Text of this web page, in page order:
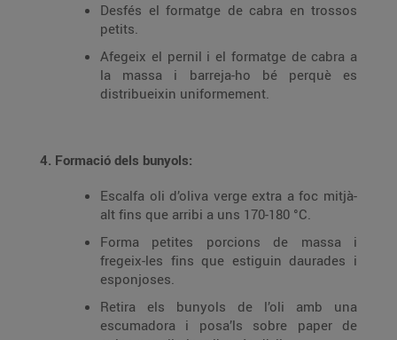
Desfés el formatge de cabra en trossos
petits.
Afegeix el pernil i el formatge de cabra a
la massa i barreja-ho bé perquè es
distribueixin uniformement.
4. Formació dels bunyols:
Escalfa oli d’oliva verge extra a foc mitjà-
alt fins que arribi a uns 170-180 °C.
Forma petites porcions de massa i
fregeix-les fins que estiguin daurades i
esponjoses.
Retira els bunyols de l’oli amb una
escumadora i posa’ls sobre paper de